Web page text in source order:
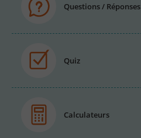
Questions / Réponses
Quiz
Calculateurs